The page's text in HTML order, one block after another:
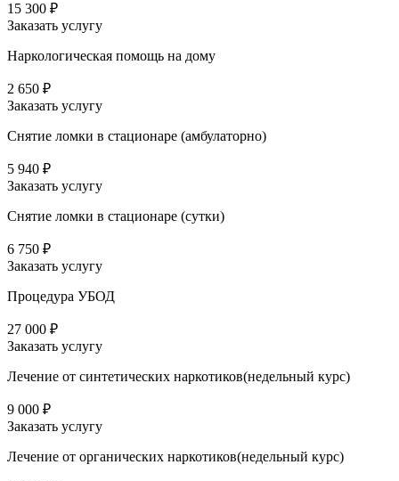
15 300 ₽
Заказать услугу
Наркологическая помощь на дому
2 650 ₽
Заказать услугу
Снятие ломки в стационаре (амбулаторно)
5 940 ₽
Заказать услугу
Снятие ломки в стационаре (сутки)
6 750 ₽
Заказать услугу
Процедура УБОД
27 000 ₽
Заказать услугу
Лечение от синтетических наркотиков(недельный курс)
9 000 ₽
Заказать услугу
Лечение от органических наркотиков(недельный курс)